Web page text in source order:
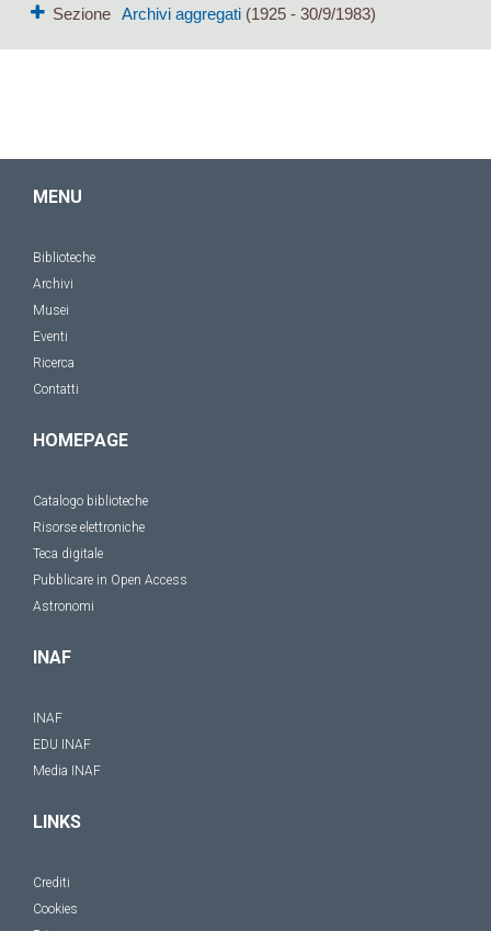
Sezione
Archivi aggregati(1925 - 30/9/1983)
MENU
Biblioteche
Archivi
Musei
Eventi
Ricerca
Contatti
HOMEPAGE
Catalogo biblioteche
Risorse elettroniche
Teca digitale
Pubblicare in Open Access
Astronomi
INAF
INAF
EDU INAF
Media INAF
LINKS
Crediti
Cookies